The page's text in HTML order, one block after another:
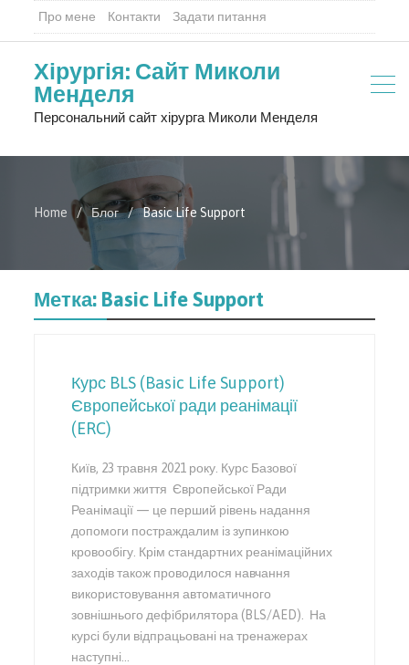
Про мене Контакти Задати питання
Хірургія: Сайт Миколи
Менделя
Персональний сайт хірурга Миколи Менделя
Home Блог Basic Life Support
Метка: Basic Life Support
Курс BLS (Basic Life Support)
Європейської ради реанімації
(ERC)
Київ, 23 травня 2021 року. Курс Базової
підтримки життя Європейської Ради
Реанімації — це перший рівень надання
допомоги постраждалим із зупинкою
кровообігу. Крім стандартних реанімаційних
заходів також проводилося навчання
використовування автоматичного
зовнішнього дефібрилятора (BLS/AED). На
курсі були відпрацьовані на тренажерах
наступні…